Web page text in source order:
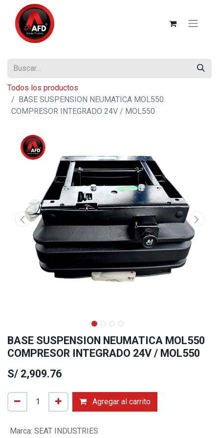
Todos los productos
BASE SUSPENSION NEUMATICA MOL550
COMPRESOR INTEGRADO 24V / MOL550
BASE SUSPENSION NEUMATICA MOL550
COMPRESOR INTEGRADO 24V / MOL550
S/ 2,909.76
Agregar al carrito
Marca: SEAT INDUSTRIES